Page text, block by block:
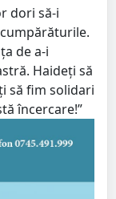
dori să-i
de a-i
Haideți să
să fim solidari
încercare!”